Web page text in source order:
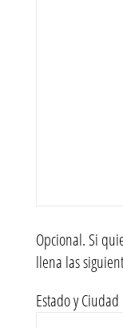
Opcional. Si
llena las
Estado y Ciudad